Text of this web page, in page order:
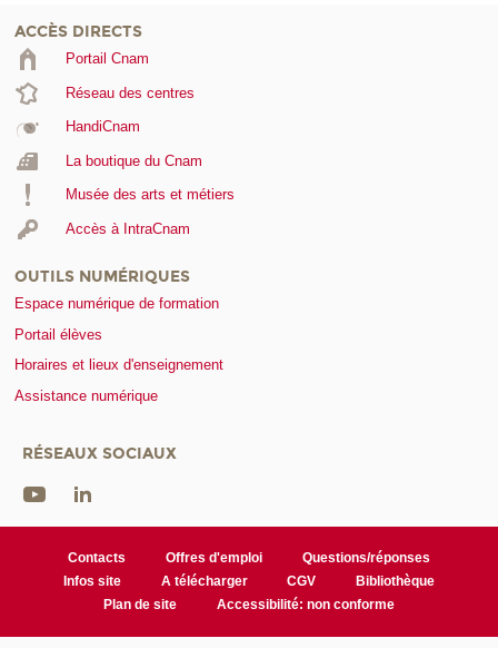
ACCÈS DIRECTS
Portail Cnam
Réseau des centres
HandiCnam
La boutique du Cnam
Musée des arts et métiers
Accès à IntraCnam
OUTILS NUMÉRIQUES
Espace numérique de formation
Portail élèves
Horaires et lieux d'enseignement
Assistance numérique
RÉSEAUX SOCIAUX
Contacts Offres d'emploi
Questions/réponses
Infos site
A télécharger CGV
Bibliothèque
Plan de site
Accessibilité: non conforme